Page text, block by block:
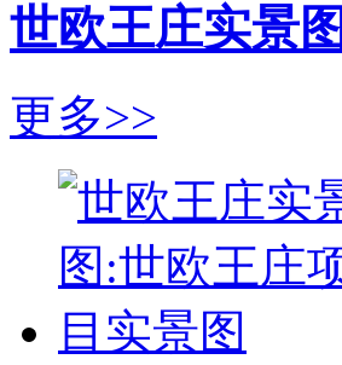
世欧王庄实景图
更多>>